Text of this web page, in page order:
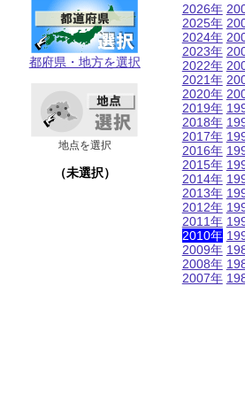
都府県・地方を選択
地点を選択
（未選択）
2026年
2025年
2024年
2023年
2022年
2021年
2020年
2019年
2018年
2017年
2016年
2015年
2014年
2013年
2012年
2011年
2010年
2009年
2008年
2007年